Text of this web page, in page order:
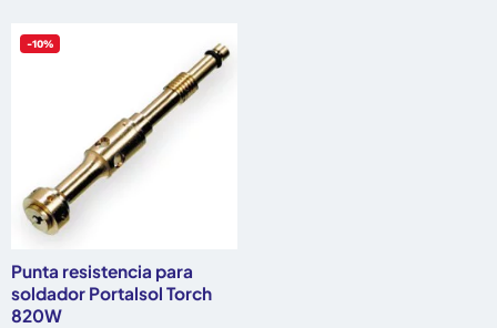
-10%
Punta resistencia para
soldador Portalsol Torch
820W